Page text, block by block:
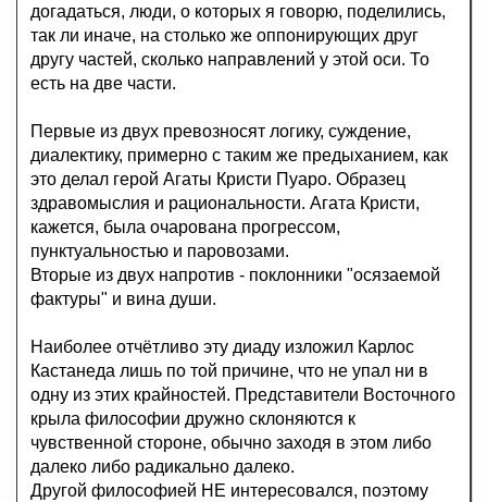
догадаться, люди, о которых я говорю, поделились,
так ли иначе, на столько же оппонирующих друг
другу частей, сколько направлений у этой оси. То
есть на две части.
Первые из двух превозносят логику, суждение,
диалектику, примерно с таким же предыханием, как
это делал герой Агаты Кристи Пуаро. Образец
здравомыслия и рациональности. Агата Кристи,
кажется, была очарована прогрессом,
пунктуальностью и паровозами.
Вторые из двух напротив - поклонники "осязаемой
фактуры" и вина души.
Наиболее отчётливо эту диаду изложил Карлос
Кастанеда лишь по той причине, что не упал ни в
одну из этих крайностей. Представители Восточного
крыла философии дружно склоняются к
чувственной стороне, обычно заходя в этом либо
далеко либо радикально далеко.
Другой философией НЕ интересовался, поэтому